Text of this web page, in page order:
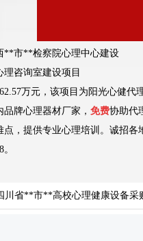
**市**检察院心理中心建设
理咨询室建设项目
万元，该项目为阳光心健代
品牌心理器材厂家， 免费协助代
点，提供专业心理培训。诚招
川省**市**高校心理健康设备采